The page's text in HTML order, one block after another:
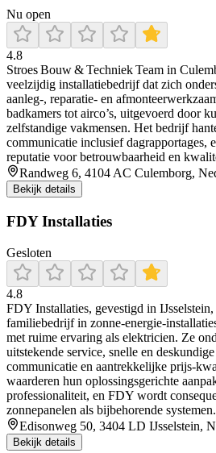
Nu open
4.8
Stroes Bouw & Techniek Team in
veelzijdig installatiebedrijf dat zich
aanleg-, reparatie- en
badkamers tot airco’s, uitgevoerd door
zelfstandige vakmensen. Het bedrijf
communicatie inclusief dagrapportages,
reputatie voor betrouwbaarheid en
Randweg 6, 4104 AC Culemborg,
Bekijk details
FDY Installaties
Gesloten
4.8
FDY Installaties, gevestigd in IJsselstein,
familiebedrijf in zonne-energie-
met ruime ervaring als elektricien. Ze
uitstekende service, snelle en
communicatie en aantrekkelijke prijs-
waarderen hun oplossingsgerichte
professionaliteit, en FDY wordt
zonnepanelen als bijbehorende systemen.
Edisonweg 50, 3404 LD IJsselstein,
Bekijk details